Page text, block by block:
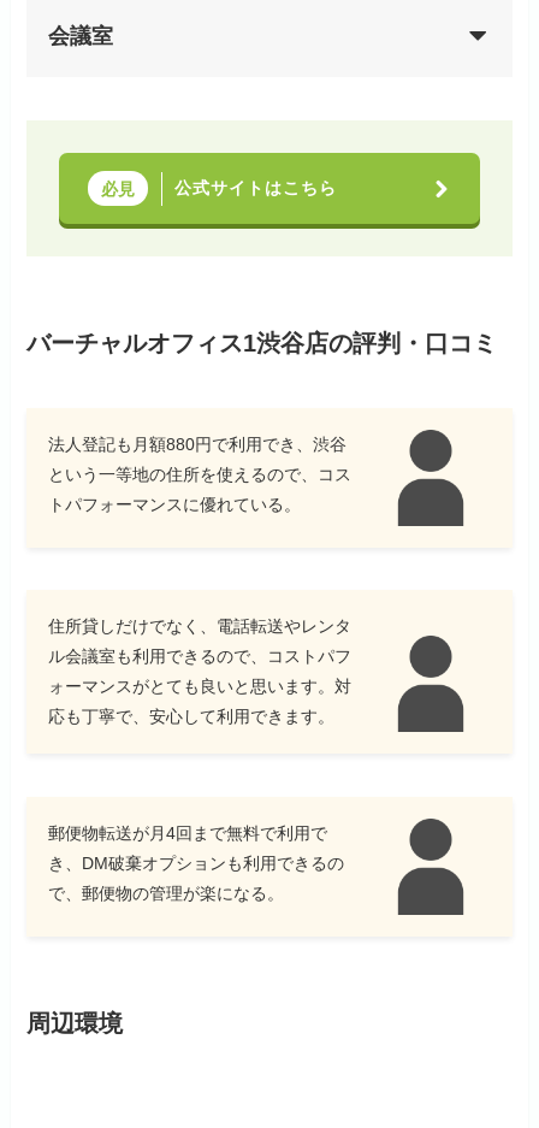
会議室
必見 公式サイトはこちら
バーチャルオフィス1渋谷店の評判・口コミ
法人登記も月額880円で利用でき、渋谷
という一等地の住所を使えるので、コス
トパフォーマンスに優れている。
住所貸しだけでなく、電話転送やレンタ
ル会議室も利用できるので、コストパフ
ォーマンスがとても良いと思います。対
応も丁寧で、安心して利用できます。
郵便物転送が月4回まで無料で利用で
き、DM破棄オプションも利用できるの
で、郵便物の管理が楽になる。
周辺環境